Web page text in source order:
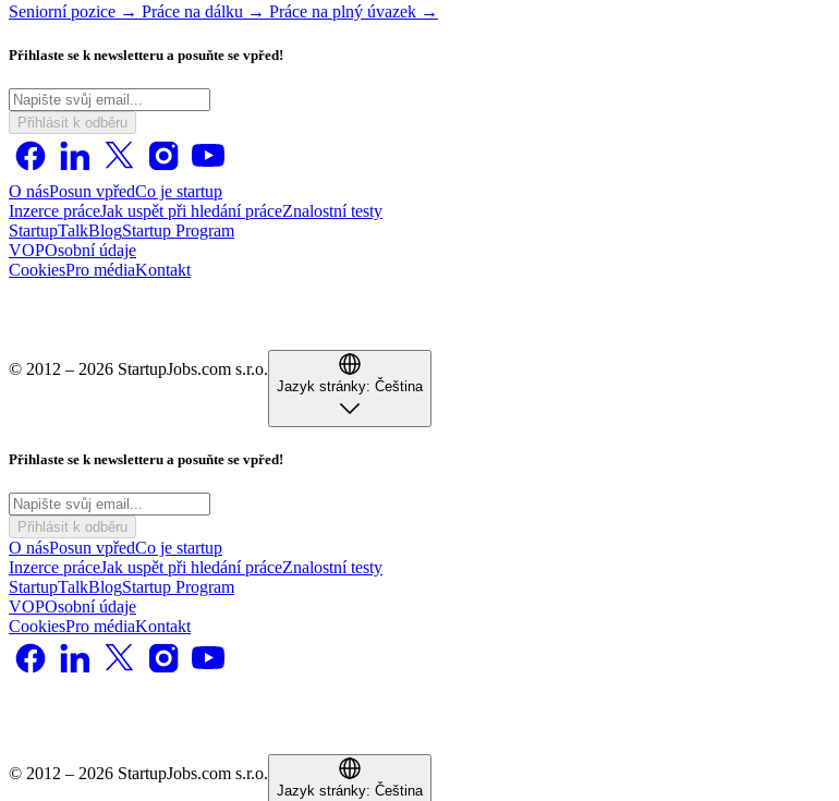
Seniorní pozice → Práce na dálku → Práce na plný úvazek →
Přihlaste se k newsletteru a posuňte se vpřed!
Přihlásit k odběru
O násPosun vpředCo je startup
Inzerce práceJak uspět při hledání práceZnalostní testy
StartupTalkBlogStartup Program
VOPOsobní údaje
CookiesPro médiaKontakt
© 2012 – 2026 StartupJobs.com s.r.o.
Jazyk stránky: Čeština
Přihlaste se k newsletteru a posuňte se vpřed!
Přihlásit k odběru
O násPosun vpředCo je startup
Inzerce práceJak uspět při hledání práceZnalostní testy
StartupTalkBlogStartup Program
VOPOsobní údaje
CookiesPro médiaKontakt
© 2012 – 2026 StartupJobs.com s.r.o.
Jazyk stránky: Čeština